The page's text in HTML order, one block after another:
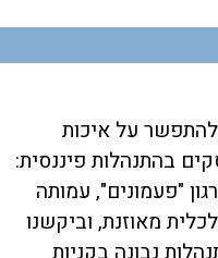
על איכות
בהתנהלות פיננסית:
"פעמונים", עמותה
מאוזנת, וביקשנו